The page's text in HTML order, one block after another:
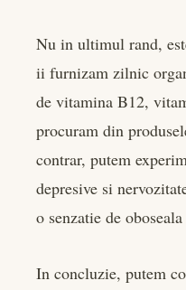
Nu in ultimul rand,
ii furnizam zilnic
de vitamina B12,
procuram din
contrar, putem
depresive si
o senzatie de
In concluzie, putem